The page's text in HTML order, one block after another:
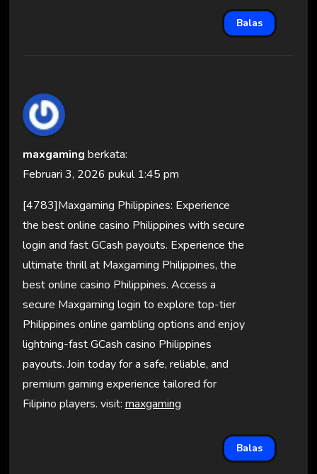
Balas
maxgaming berkata:
Februari 3, 2026 pukul 1:45 pm
[4783]Maxgaming Philippines: Experience
the best online casino Philippines with secure
login and fast GCash payouts. Experience the
ultimate thrill at Maxgaming Philippines, the
best online casino Philippines. Access a
secure Maxgaming login to explore top-tier
Philippines online gambling options and enjoy
lightning-fast GCash casino Philippines
payouts. Join today for a safe, reliable, and
premium gaming experience tailored for
Filipino players. visit: maxgaming
Balas